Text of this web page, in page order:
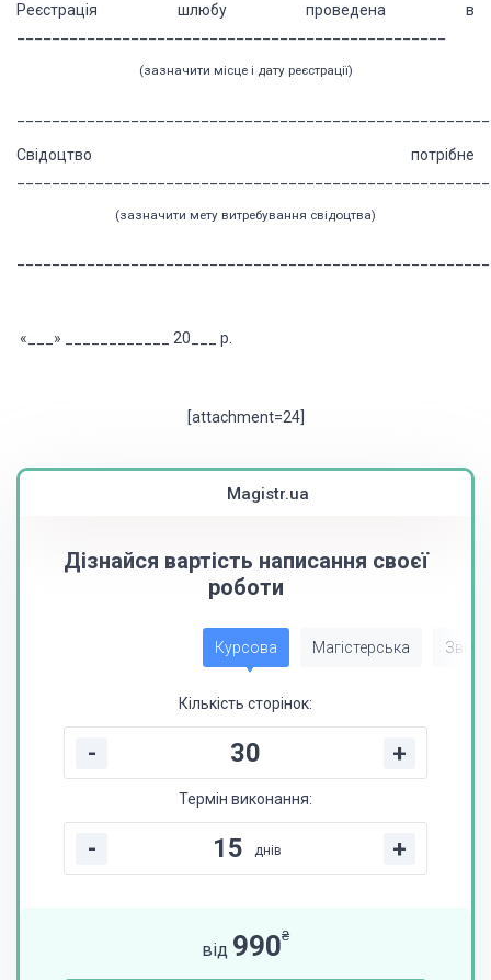
Реєстрація шлюбу проведена в
(зазначити місце і дату реєстрації)
Свідоцтво потрібне
(зазначити мету витребування свідоцтва)
«___» ____________ 20___ р.
[attachment=24]
Magistr.ua
Дізнайся вартість написання своєї
роботи
Курсова Магістерська Звіт
Кількість сторінок:
- +
Термін виконання:
- днів +
від 990₴